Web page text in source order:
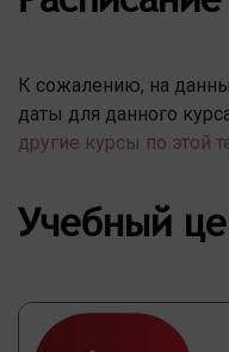
К сожалению, на
даты для данного
другие курсы по этой
Учебный